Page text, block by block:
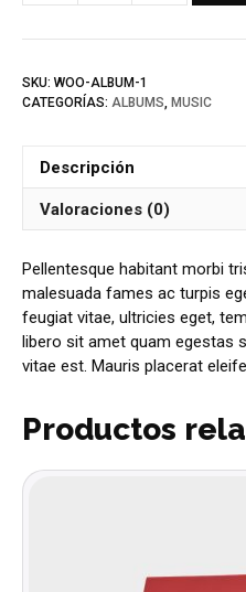
#1
SKU: WOO-ALBUM-1
CATEGORÍAS: ALBUMS, MUSIC
Descripción
Valoraciones (0)
Pellentesque habitant morbi
malesuada fames ac turpis
feugiat vitae, ultricies eget,
libero sit amet quam egestas
vitae est. Mauris placerat
Productos